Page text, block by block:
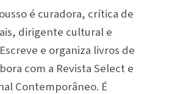
é curadora, crítica de
dirigente cultural e
e organiza livros de
com a Revista Select e
Contemporâneo. É